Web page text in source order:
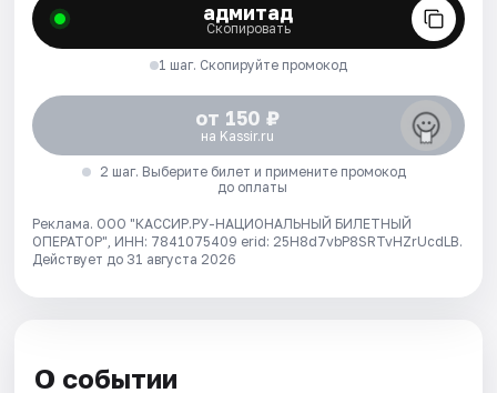
адмитад
Скопировать
1 шаг. Скопируйте промокод
от 150 ₽
на Kassir.ru
2 шаг. Выберите билет и примените промокод
до оплаты
Реклама. ООО "КАССИР.РУ-НАЦИОНАЛЬНЫЙ БИЛЕТНЫЙ
ОПЕРАТОР", ИНН: 7841075409 erid: 25H8d7vbP8SRTvHZrUcdLB.
Действует до 31 августа 2026
О событии